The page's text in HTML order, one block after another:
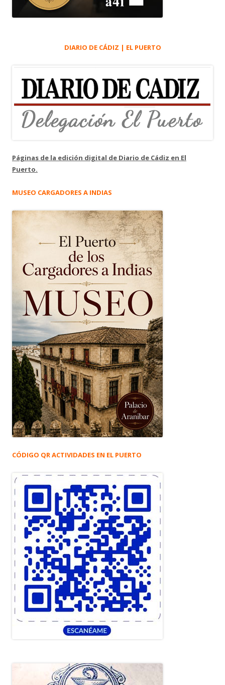
DIARIO DE CÁDIZ | EL PUERTO
Páginas de la edición digital de Diario de Cádiz en El
Puerto.
MUSEO CARGADORES A INDIAS
CÓDIGO QR ACTIVIDADES EN EL PUERTO